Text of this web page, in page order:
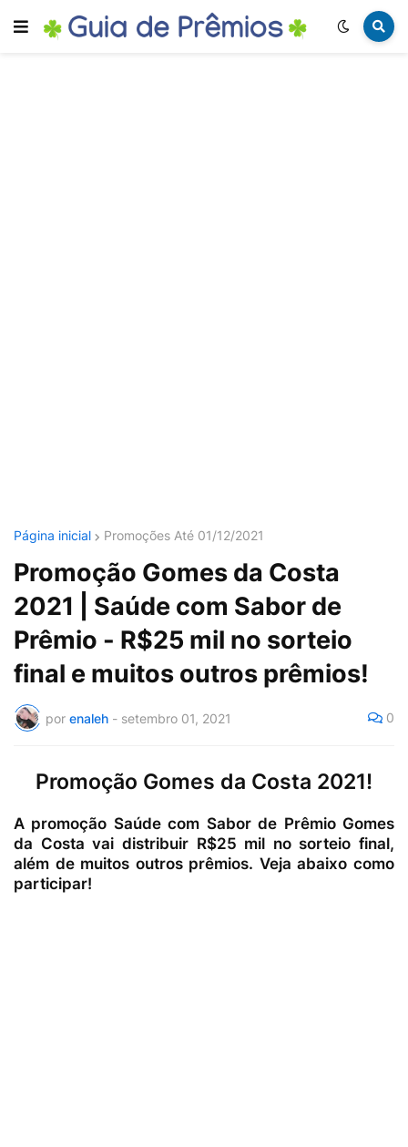
Página inicial Promoções Até 01/12/2021
Promoção Gomes da Costa
2021 | Saúde com Sabor de
Prêmio - R$25 mil no sorteio
final e muitos outros prêmios!
por enaleh - setembro 01, 2021 0
Promoção Gomes da Costa 2021!
A promoção Saúde com Sabor de Prêmio Gomes
da Costa vai distribuir R$25 mil no sorteio final,
além de muitos outros prêmios. Veja abaixo como
participar!